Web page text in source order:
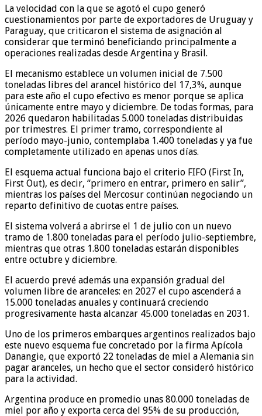
La velocidad con la que se agotó el cupo generó
cuestionamientos por parte de exportadores de Uruguay y
Paraguay, que criticaron el sistema de asignación al
considerar que terminó beneficiando principalmente a
operaciones realizadas desde Argentina y Brasil.
El mecanismo establece un volumen inicial de 7.500
toneladas libres del arancel histórico del 17,3%, aunque
para este año el cupo efectivo es menor porque se aplica
únicamente entre mayo y diciembre. De todas formas, para
2026 quedaron habilitadas 5.000 toneladas distribuidas
por trimestres. El primer tramo, correspondiente al
período mayo-junio, contemplaba 1.400 toneladas y ya fue
completamente utilizado en apenas unos días.
El esquema actual funciona bajo el criterio FIFO (First In,
First Out), es decir, “primero en entrar, primero en salir”,
mientras los países del Mercosur continúan negociando un
reparto definitivo de cuotas entre países.
El sistema volverá a abrirse el 1 de julio con un nuevo
tramo de 1.800 toneladas para el período julio-septiembre,
mientras que otras 1.800 toneladas estarán disponibles
entre octubre y diciembre.
El acuerdo prevé además una expansión gradual del
volumen libre de aranceles: en 2027 el cupo ascenderá a
15.000 toneladas anuales y continuará creciendo
progresivamente hasta alcanzar 45.000 toneladas en 2031.
Uno de los primeros embarques argentinos realizados bajo
este nuevo esquema fue concretado por la firma Apícola
Danangie, que exportó 22 toneladas de miel a Alemania sin
pagar aranceles, un hecho que el sector consideró histórico
para la actividad.
Argentina produce en promedio unas 80.000 toneladas de
miel por año y exporta cerca del 95% de su producción,